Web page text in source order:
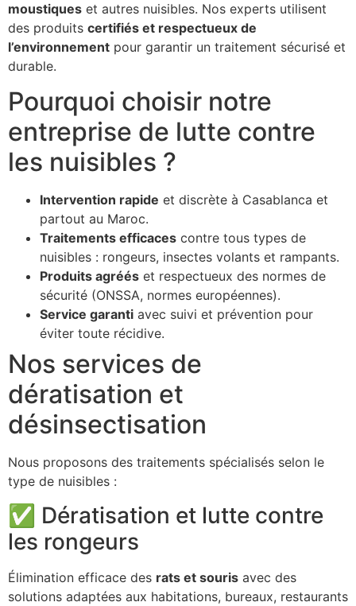
moustiques et autres nuisibles. Nos experts utilisent
des produits certifiés et respectueux de
l’environnement pour garantir un traitement sécurisé et
durable.
Pourquoi choisir notre
entreprise de lutte contre
les nuisibles ?
Intervention rapide et discrète à Casablanca et
partout au Maroc.
Traitements efficaces contre tous types de
nuisibles : rongeurs, insectes volants et rampants.
Produits agréés et respectueux des normes de
sécurité (ONSSA, normes européennes).
Service garanti avec suivi et prévention pour
éviter toute récidive.
Nos services de
dératisation et
désinsectisation
Nous proposons des traitements spécialisés selon le
type de nuisibles :
✅ Dératisation et lutte contre
les rongeurs
Élimination efficace des rats et souris avec des
solutions adaptées aux habitations, bureaux, restaurants